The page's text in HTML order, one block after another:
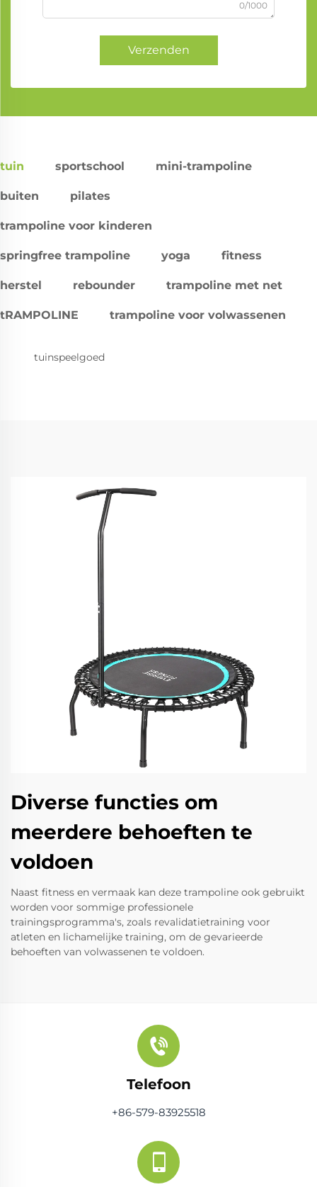
0/1000
Verzenden
tuin sportschool mini-trampoline
buiten pilates
trampoline voor kinderen
springfree trampoline yoga fitness
herstel rebounder trampoline met net
tRAMPOLINE trampoline voor volwassenen
tuinspeelgoed
Diverse functies om
meerdere behoeften te
voldoen
Naast fitness en vermaak kan deze trampoline ook gebruikt
worden voor sommige professionele
trainingsprogramma's, zoals revalidatietraining voor
atleten en lichamelijke training, om de gevarieerde
behoeften van volwassenen te voldoen.
Telefoon
+86-579-83925518